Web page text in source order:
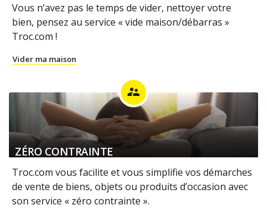
Vous n’avez pas le temps de vider, nettoyer votre
bien, pensez au service « vide maison/débarras »
Troc.com !
Vider ma maison
supervisor_account
ZÉRO CONTRAINTE
Troc.com vous facilite et vous simplifie vos démarches
de vente de biens, objets ou produits d’occasion avec
son service « zéro contrainte ».